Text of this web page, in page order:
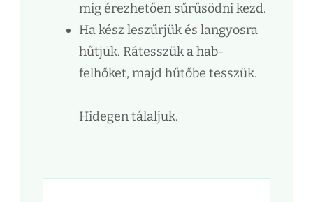
míg érezhetően sűrűsödni kezd.
Ha kész leszűrjük és langyosra
hűtjük. Rátesszük a hab-
felhőket, majd hűtőbe tesszük.
Hidegen tálaljuk.